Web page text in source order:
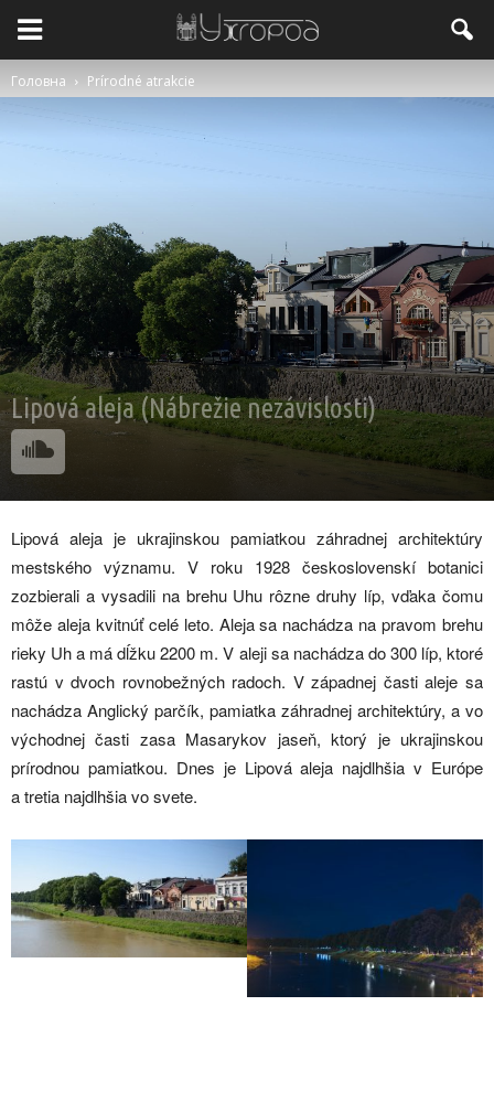
Головна Prírodné atrakcie
Lipová aleja (Nábrežie nezávislosti)
Lipová aleja je ukrajinskou pamiatkou záhradnej architektúry
mestského významu. V roku 1928 československí botanici
zozbierali a vysadili na brehu Uhu rôzne druhy líp, vďaka čomu
môže aleja kvitnúť celé leto. Aleja sa nachádza na pravom brehu
rieky Uh a má dĺžku 2200 m. V aleji sa nachádza do 300 líp, ktoré
rastú v dvoch rovnobežných radoch. V západnej časti aleje sa
nachádza Anglický parčík, pamiatka záhradnej architektúry, a vo
východnej časti zasa Masarykov jaseň, ktorý je ukrajinskou
prírodnou pamiatkou. Dnes je Lipová aleja najdlhšia v Európe
a tretia najdlhšia vo svete.